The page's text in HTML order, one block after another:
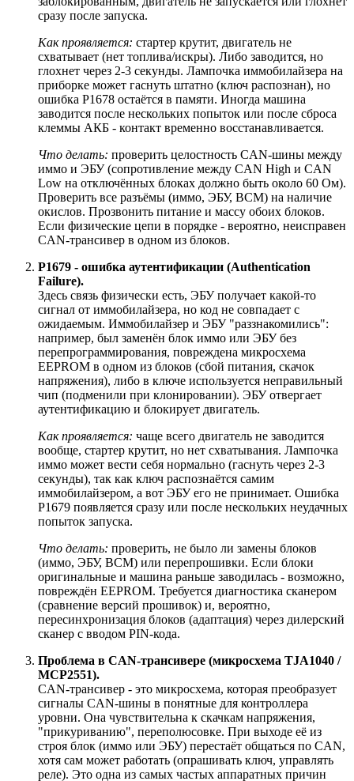
сразу после запуска.
Как проявляется: стартер крутит, двигатель не
схватывает (нет топлива/искры). Либо заводится, но
глохнет через 2-3 секунды. Лампочка иммобилайзера на
приборке может гаснуть штатно (ключ распознан), но
ошибка P1678 остаётся в памяти. Иногда машина
заводится после нескольких попыток или после сброса
клеммы АКБ - контакт временно восстанавливается.
Что делать: проверить целостность CAN-шины между
иммо и ЭБУ (сопротивление между CAN High и CAN
Low на отключённых блоках должно быть около 60 Ом).
Проверить все разъёмы (иммо, ЭБУ, BCM) на наличие
окислов. Прозвонить питание и массу обоих блоков.
Если физические цепи в порядке - вероятно, неисправен
CAN-трансивер в одном из блоков.
P1679 - ошибка аутентификации (Authentication
Failure).
Здесь связь физически есть, ЭБУ получает какой-то
сигнал от иммобилайзера, но код не совпадает с
ожидаемым. Иммобилайзер и ЭБУ "раззнакомились":
например, был заменён блок иммо или ЭБУ без
перепрограммирования, повреждена микросхема
EEPROM в одном из блоков (сбой питания, скачок
напряжения), либо в ключе используется неправильный
чип (подменили при клонировании). ЭБУ отвергает
аутентификацию и блокирует двигатель.
Как проявляется: чаще всего двигатель не заводится
вообще, стартер крутит, но нет схватывания. Лампочка
иммо может вести себя нормально (гаснуть через 2-3
секунды), так как ключ распознаётся самим
иммобилайзером, а вот ЭБУ его не принимает. Ошибка
P1679 появляется сразу или после нескольких неудачных
попыток запуска.
Что делать: проверить, не было ли замены блоков
(иммо, ЭБУ, BCM) или перепрошивки. Если блоки
оригинальные и машина раньше заводилась - возможно,
повреждён EEPROM. Требуется диагностика сканером
(сравнение версий прошивок) и, вероятно,
пересинхронизация блоков (адаптация) через дилерский
сканер с вводом PIN-кода.
Проблема в CAN-трансивере (микросхема TJA1040 /
MCP2551).
CAN-трансивер - это микросхема, которая преобразует
сигналы CAN-шины в понятные для контроллера
уровни. Она чувствительна к скачкам напряжения,
"прикуриванию", переполюсовке. При выходе её из
строя блок (иммо или ЭБУ) перестаёт общаться по CAN,
хотя сам может работать (опрашивать ключ, управлять
реле). Это одна из самых частых аппаратных причин